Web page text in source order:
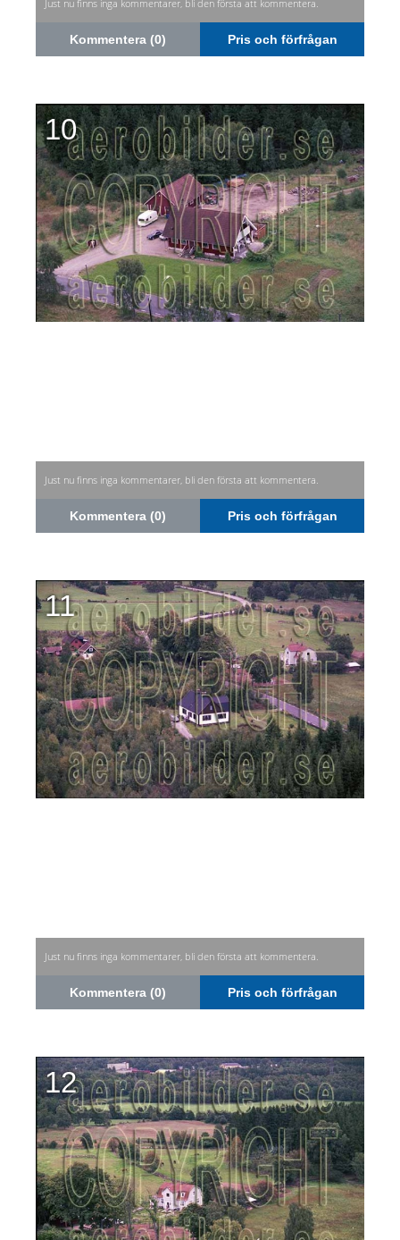
Just nu finns inga kommentarer, bli den första att kommentera.
Kommentera (0) Pris och förfrågan
10
Just nu finns inga kommentarer, bli den första att kommentera.
Kommentera (0) Pris och förfrågan
11
Just nu finns inga kommentarer, bli den första att kommentera.
Kommentera (0) Pris och förfrågan
12